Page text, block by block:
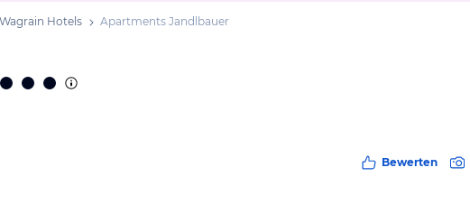
Wagrain Hotels Apartments Jandlbauer
Bewerten